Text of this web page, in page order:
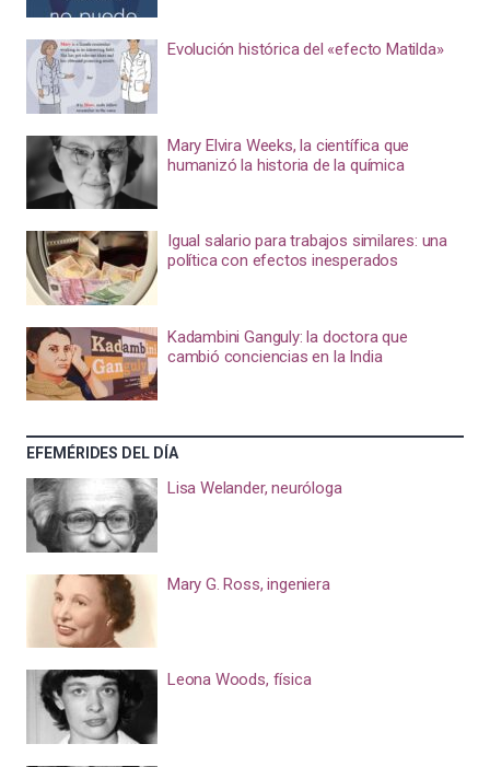
Evolución histórica del «efecto Matilda»
Mary Elvira Weeks, la científica que
humanizó la historia de la química
Igual salario para trabajos similares: una
política con efectos inesperados
Kadambini Ganguly: la doctora que
cambió conciencias en la India
EFEMÉRIDES DEL DÍA
Lisa Welander, neuróloga
Mary G. Ross, ingeniera
Leona Woods, física